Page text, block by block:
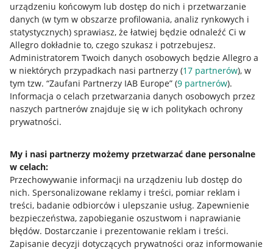
urządzeniu końcowym lub dostęp do nich i przetwarzanie
danych (w tym w obszarze profilowania, analiz rynkowych i
statystycznych) sprawiasz, że łatwiej będzie odnaleźć Ci w
Allegro dokładnie to, czego szukasz i potrzebujesz.
Administratorem Twoich danych osobowych będzie Allegro a
w niektórych przypadkach nasi partnerzy (17 partnerów), w
tym tzw. “Zaufani Partnerzy IAB Europe” (9 partnerów).
Informacja o celach przetwarzania danych osobowych przez
naszych partnerów znajduje się w ich politykach ochrony
prywatności.
My i nasi partnerzy możemy przetwarzać dane personalne
w celach:
Przechowywanie informacji na urządzeniu lub dostęp do
nich. Spersonalizowane reklamy i treści, pomiar reklam i
treści, badanie odbiorców i ulepszanie usług. Zapewnienie
bezpieczeństwa, zapobieganie oszustwom i naprawianie
błędów. Dostarczanie i prezentowanie reklam i treści.
Zapisanie decyzji dotyczących prywatności oraz informowanie
Przydatne informacje
Jak to działa
Allegro Gadane dla sprzedających
Allegro Gadane dla kupujących
Mapa miejscowości
Informacje prawne